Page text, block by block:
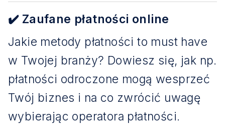
✔️ Zaufane płatności online
Jakie metody płatności to must have
w Twojej branży? Dowiesz się, jak np.
płatności odroczone mogą wesprzeć
Twój biznes i na co zwrócić uwagę
wybierając operatora płatności.